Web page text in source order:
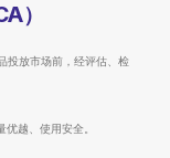
）
投放市场前，经评估、检
越、使用安全。